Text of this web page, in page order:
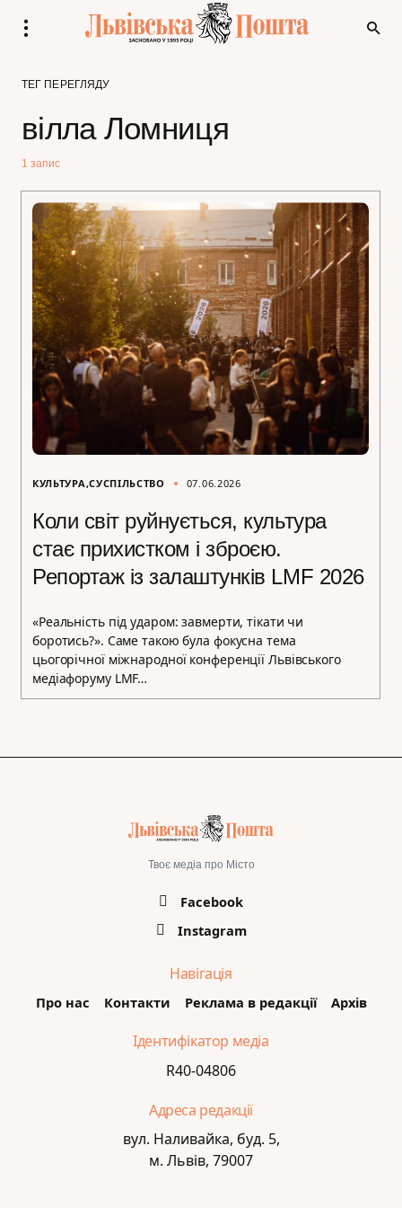
ТЕГ ПЕРЕГЛЯДУ
вілла Ломниця
1 запис
КУЛЬТУРА СУСПІЛЬСТВО 07.06.2026
Коли світ руйнується, культура
стає прихистком і зброєю.
Репортаж із залаштунків LMF 2026
«Реальність під ударом: завмерти, тікати чи
боротись?». Саме такою була фокусна тема
цьогорічної міжнародної конференції Львівського
медіафоруму LMF…
Твоє медіа про Місто
Facebook
Instagram
Навігація
Про нас Контакти Реклама в редакції Архів
Ідентифікатор медіа
R40-04806
Адреса редакції
вул. Наливайка, буд. 5,
м. Львів, 79007